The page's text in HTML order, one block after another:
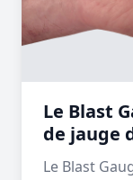
Le Blast
de jauge
Le Blast